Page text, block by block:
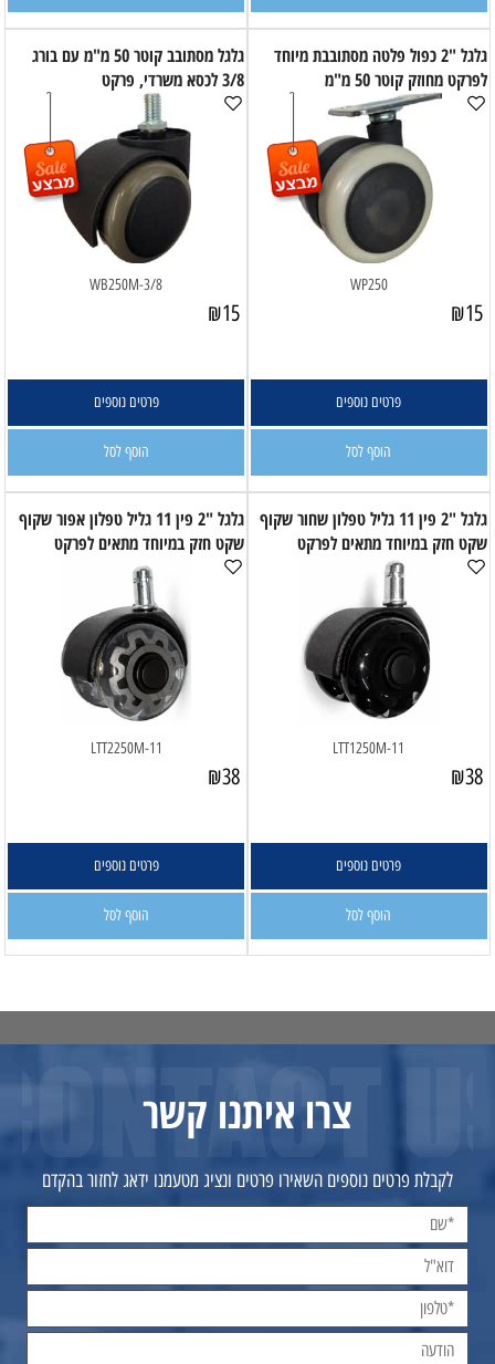
גלגל "2 כפול פלטה מסתובבת מיוחד
לפרקט מחוזק קוטר 50 מ"מ
WP250
₪15
פרטים נוספים
הוסף לסל
גלגל מסתובב קוטר 50 מ"מ עם בורג
3/8 לכסא משרדי, פרקט
WB250M-3/8
₪15
פרטים נוספים
הוסף לסל
גלגל "2 פין 11 גליל טפלון שחור שקוף
שקט חזק במיוחד מתאים לפרקט
LTT1250M-11
₪38
פרטים נוספים
הוסף לסל
גלגל "2 פין 11 גליל טפלון אפור שקוף
שקט חזק במיוחד מתאים לפרקט
LTT2250M-11
₪38
פרטים נוספים
הוסף לסל
צרו איתנו קשר
לקבלת פרטים נוספים השאירו פרטים ונציג מטעמנו ידאג לחזור בהקדם